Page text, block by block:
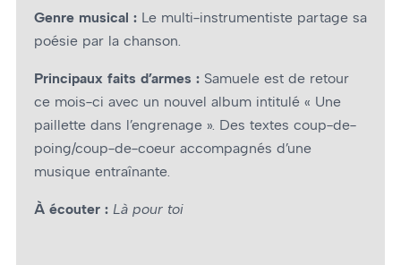
Genre musical : Le multi-instrumentiste partage sa
poésie par la chanson.
Principaux faits d’armes : Samuele est de retour
ce mois-ci avec un nouvel album intitulé « Une
paillette dans l’engrenage ». Des textes coup-de-
poing/coup-de-coeur accompagnés d’une
musique entraînante.
À écouter : Là pour toi